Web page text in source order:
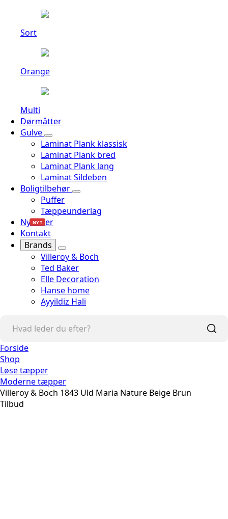
Sort
Orange
Multi
Dørmåtter
Gulve
Laminat Plank klassisk
Laminat Plank bred
Laminat Plank lang
Laminat Sildeben
Boligtilbehør
Puffer
Tæppeunderlag
Nyheder
NYT
Kontakt
Brands
Villeroy & Boch
Ted Baker
Elle Decoration
Hanse home
Ayyildiz Hali
Forside
Shop
Løse tæpper
Moderne tæpper
Villeroy & Boch 1843 Uld Maria Nature Beige Brun
Tilbud